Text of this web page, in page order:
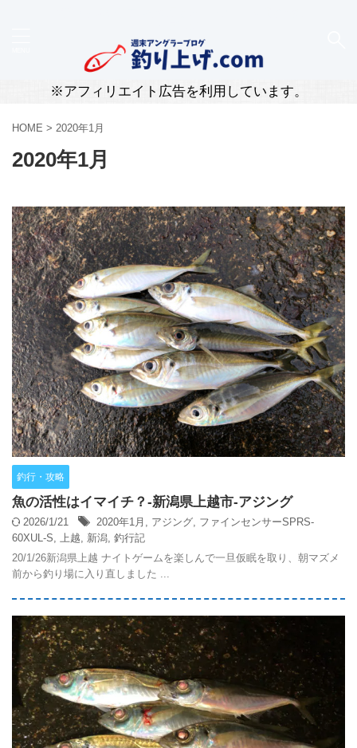
※アフィリエイト広告を利用しています。
HOME > 2020年1月
2020年1月
釣行・攻略
魚の活性はイマイチ？‐新潟県上越市-アジング
2026/1/21 2020年1月 アジング ファインセンサーSPRS-
60XUL-S
上越 新潟 釣行記
20/1/26新潟県上越 ナイトゲームを楽しんで一旦仮眠を取り、朝マズメ
前から釣り場に入り直しました ...